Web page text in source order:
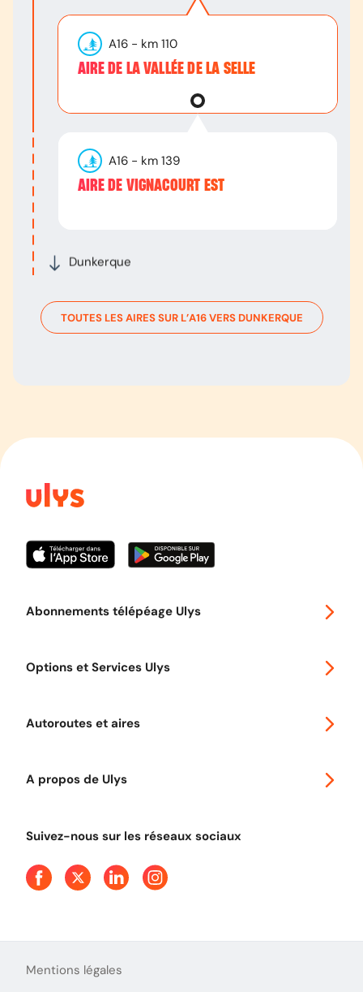
Dunkerque
A16 - km 110
AIRE DE LA VALLÉE DE LA SELLE
A16 - km 139
AIRE DE VIGNACOURT EST
TOUTES LES AIRES SUR L’A16VERS DUNKERQUE
Abonnements télépéage Ulys
Options et Services Ulys
Autoroutes et aires
A propos de Ulys
Presse
Suivez-nous sur les réseaux sociaux
Mentions légales